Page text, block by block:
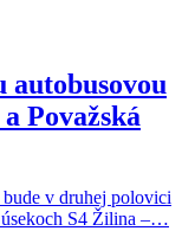
Považská
v druhej polovici
úsekoch S4 Žilina –…